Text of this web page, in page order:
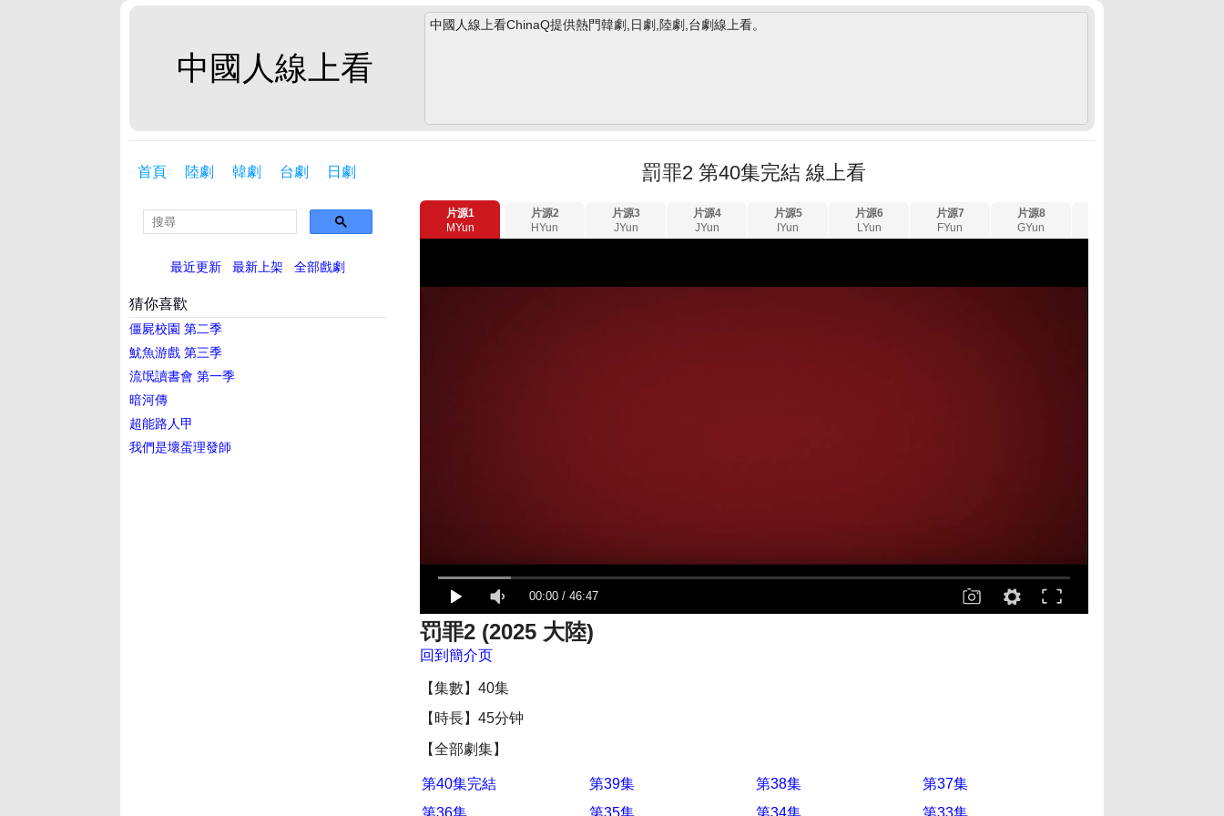
中國人線上看
中國人線上看ChinaQ提供熱門韓劇,日劇,陸劇,台劇線上看。
首頁 陸劇 韓劇 台劇 日劇
最近更新 最新上架 全部戲劇
罰罪2 第40集完結 線上看
片源1
MYun
片源2
HYun
片源3
JYun
片源4
JYun
片源5
IYun
片源6
LYun
片源7
FYun
片源8
GYun
00:00 /46:47
罚罪2 (2025 大陸)
回到簡介页
【集數】40集
【時長】45分钟
【全部劇集】
第40集完結 第39集 第38集
第37集
猜你喜歡
僵屍校園 第二季
魷魚游戲 第三季
流氓讀書會 第一季
暗河傳
超能路人甲
我們是壞蛋理發師